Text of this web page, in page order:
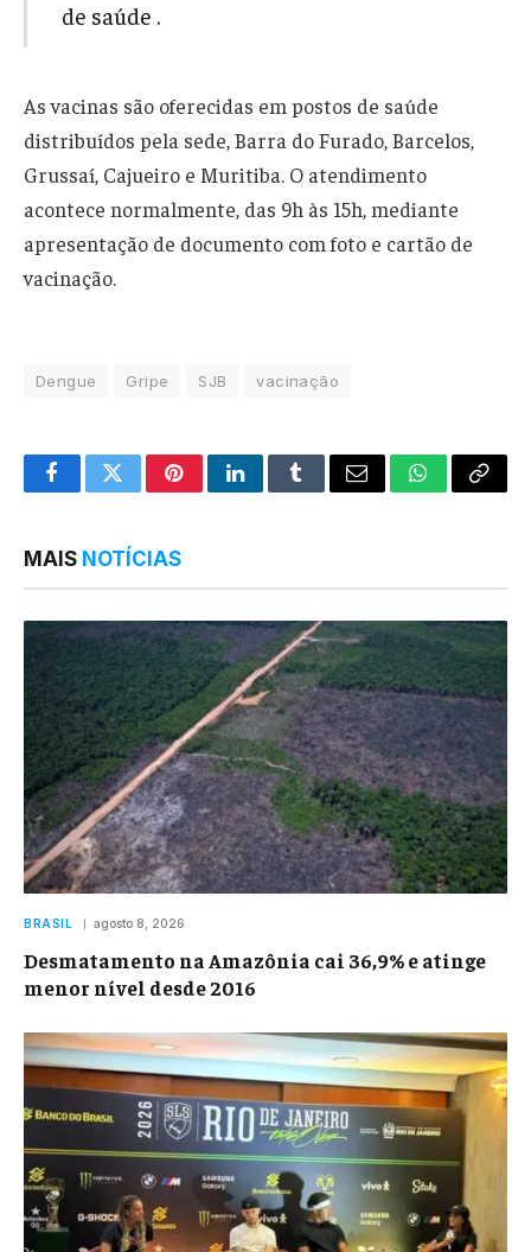
de saúde .
As vacinas são oferecidas em postos de saúde
distribuídos pela sede, Barra do Furado, Barcelos,
Grussaí, Cajueiro e Muritiba. O atendimento
acontece normalmente, das 9h às 15h, mediante
apresentação de documento com foto e cartão de
vacinação.
Dengue Gripe SJB vacinação
FacebookTwitterPinterestLinkedInTumblrEmail WhatsApp
Copy
MAIS NOTÍCIAS
BRASIL agosto 8, 2026
Desmatamento na Amazônia cai 36,9% e atinge
menor nível desde 2016